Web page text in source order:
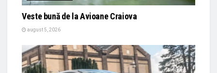
Veste bună de la Avioane Craiova
august 5, 2026